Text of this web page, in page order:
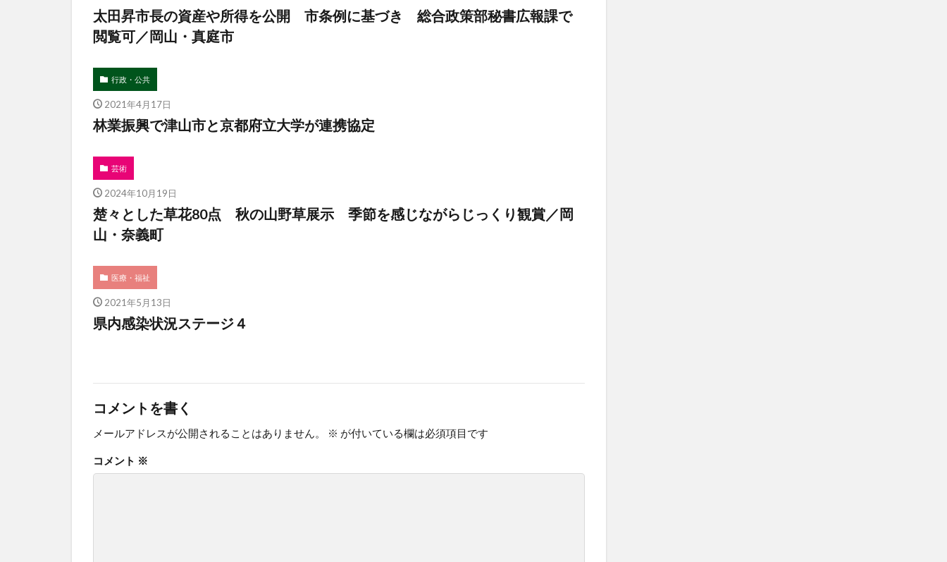
太田昇市長の資産や所得を公開 市条例に基づき 総合政策部秘書広報課で
閲覧可／岡山・真庭市
行政・公共
2021年4月17日
林業振興で津山市と京都府立大学が連携協定
芸術
2024年10月19日
楚々とした草花80点 秋の山野草展示 季節を感じながらじっくり観賞／岡
山・奈義町
医療・福祉
2021年5月13日
県内感染状況ステージ４
コメントを書く
メールアドレスが公開されることはありません。 ※ が付いている欄は必須項目です
コメント ※